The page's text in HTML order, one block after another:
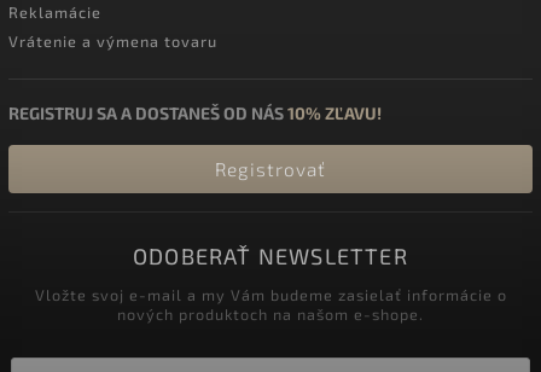
Reklamácie
Vrátenie a výmena tovaru
REGISTRUJ SA A DOSTANEŠ OD NÁS10% ZĽAVU!
Registrovať
ODOBERAŤ NEWSLETTER
Vložte svoj e-mail a my Vám budeme zasielať informácie o
nových produktoch na našom e-shope.